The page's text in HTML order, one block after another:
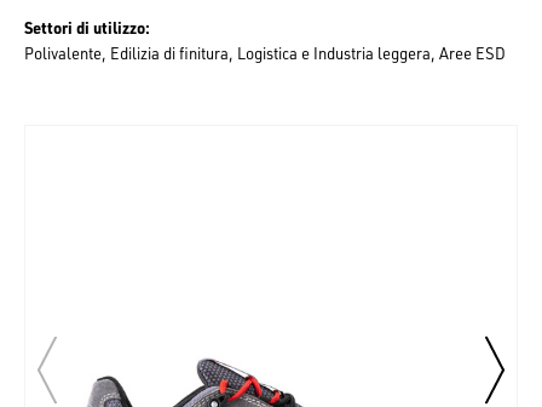
Settori di utilizzo
Polivalente Edilizia di finitura Logistica e Industria leggera Aree ESD